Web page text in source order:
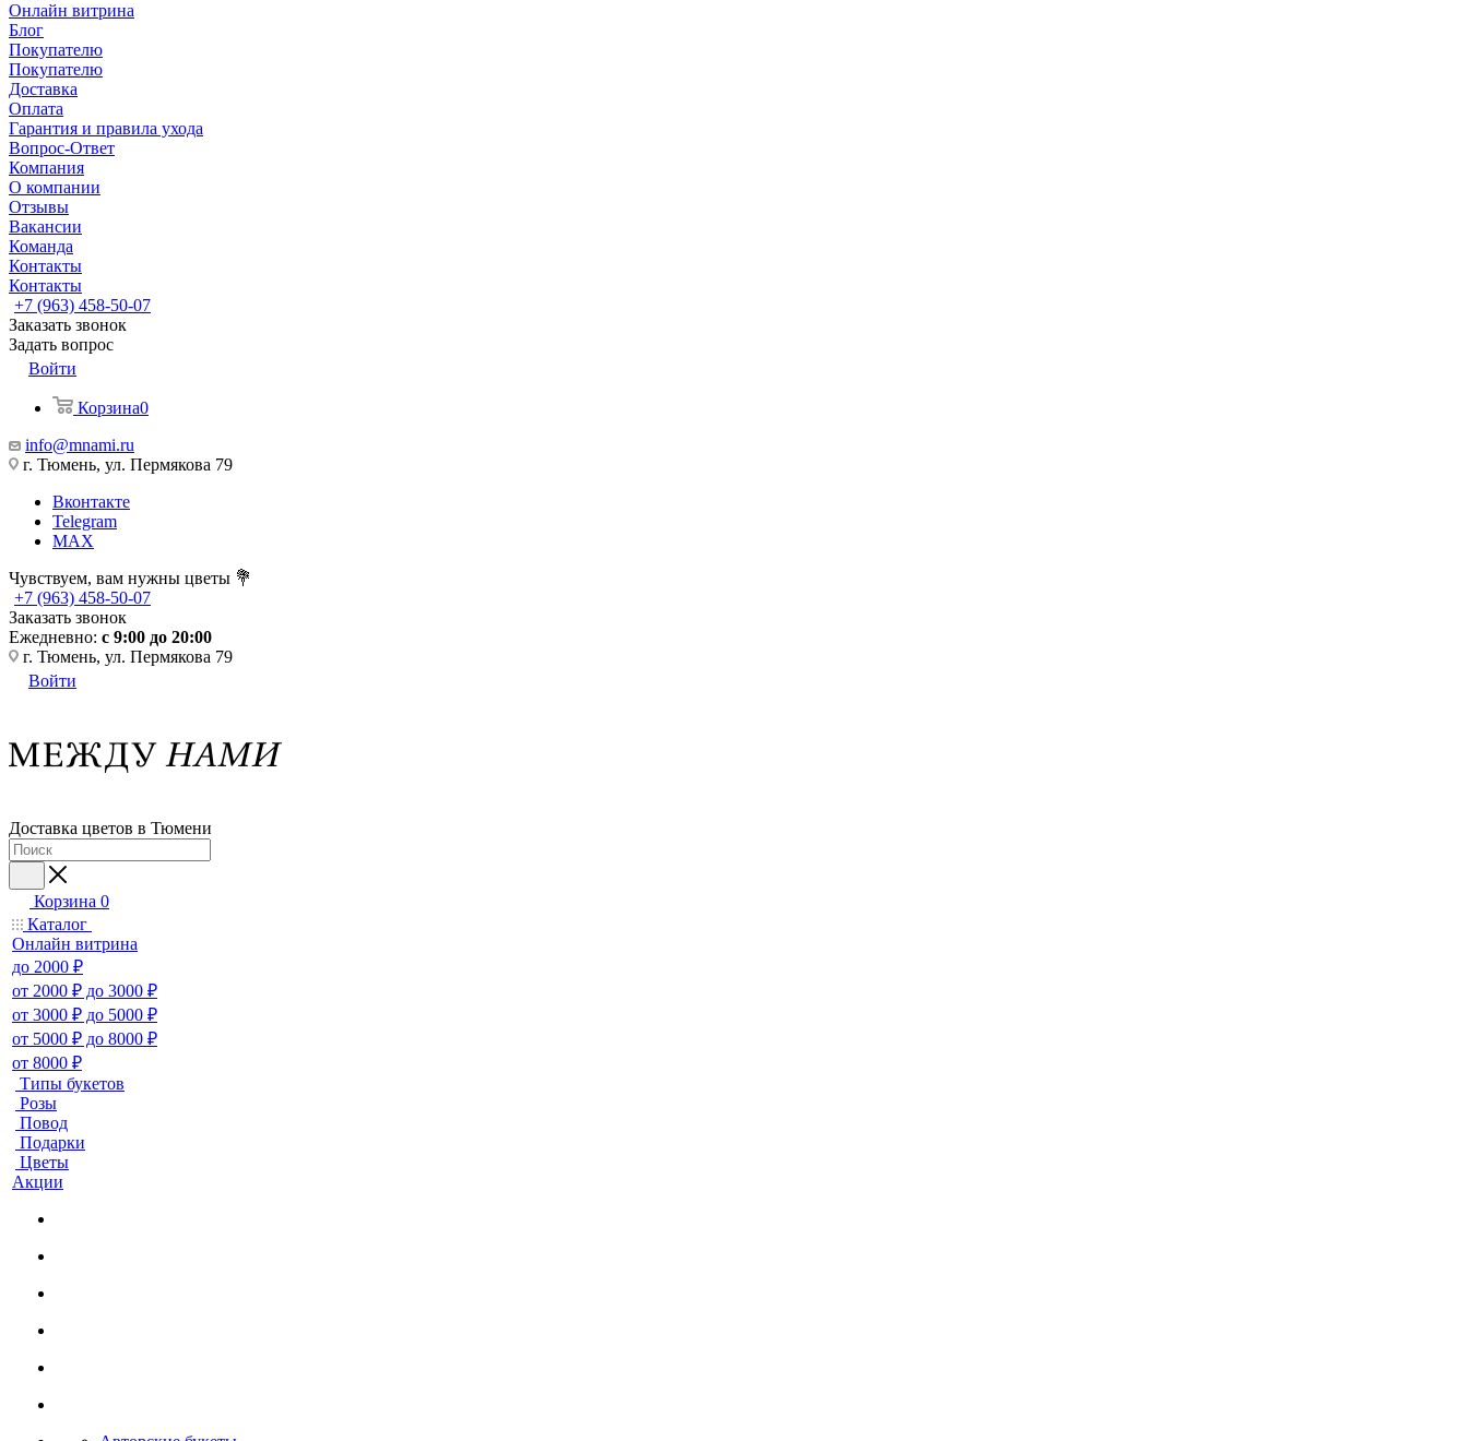
Онлайн витрина
Блог
Покупателю
Покупателю
Доставка
Оплата
Гарантия и правила ухода
Вопрос-Ответ
Компания
О компании
Отзывы
Вакансии
Команда
Контакты
Контакты
+7 (963) 458-50-07
Заказать звонок
Задать вопрос
Войти
Корзина0
info@mnami.ru
г. Тюмень, ул. Пермякова 79
Вконтакте
Telegram
MAX
Чувствуем, вам нужны цветы 💐
+7 (963) 458-50-07
Заказать звонок
Ежедневно: с 9:00 до 20:00
г. Тюмень, ул. Пермякова 79
Войти
Доставка цветов в Тюмени
Корзина 0
Каталог
Онлайн витрина
до 2000 ₽
от 2000 ₽ до 3000 ₽
от 3000 ₽ до 5000 ₽
от 5000 ₽ до 8000 ₽
от 8000 ₽
Типы букетов
Розы
Повод
Подарки
Цветы
Акции